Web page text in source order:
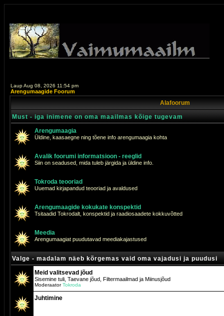
Laup Aug 08, 2026 11:54 pm
Arengumaagide Foorum
Alafoorum
Must - iga inimene on oma maailmas kõige tugevam
Arengumaagia
Üldine, kaasaegne ning tõene info arengumaagia kohta
Avalik foorumi informatsioon - reeglid
Siin on seadused, mida tuleb järgida ja üldine info.
Tokroda teooriad
Uuemad kirjapandud teooriad ja avaldused
Arengumaagide kokukate konspektid
Tsitaadid Tokrodalt, konspektid ja raadiosaadete kokkuvõtted
Meedia
Arengumaagiat puudutavad meediakajastused
Valge - madalam näeb kõrgemas vaid oma vajadusi ja puudusi
Meid valitsevad jõud
Sisemine tuli, Taevane jõud, Filtermaailmad ja Miinusjõud
ModeraatorTokroda
Juhtimine